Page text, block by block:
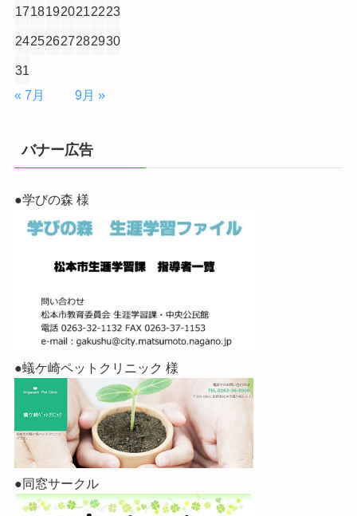
17181920212223
24252627282930
31
« 7月
9月 »
バナー広告
●学びの森 様
●蟻ケ崎ペットクリニック 様
●同窓サークル